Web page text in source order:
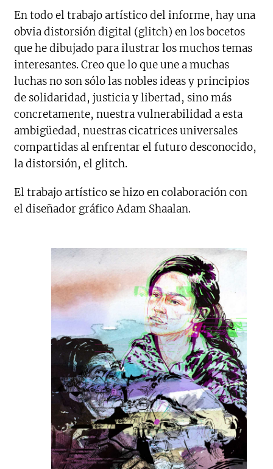
En todo el trabajo artístico del informe, hay una
obvia distorsión digital (glitch) en los bocetos
que he dibujado para ilustrar los muchos temas
interesantes. Creo que lo que une a muchas
luchas no son sólo las nobles ideas y principios
de solidaridad, justicia y libertad, sino más
concretamente, nuestra vulnerabilidad a esta
ambigüedad, nuestras cicatrices universales
compartidas al enfrentar el futuro desconocido,
la distorsión, el glitch.
El trabajo artístico se hizo en colaboración con
el diseñador gráfico Adam Shaalan.